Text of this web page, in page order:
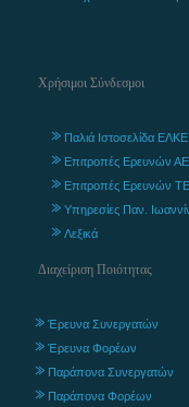
Χρήσιμοι Σύνδεσμοι
Παλιά Ιστοσελίδα
Επιτροπές Ερευνών
Επιτροπές Ερευνών
Υπηρεσίες Παν.
Λεξικά
Διαχείριση Ποιότητας
Έρευνα Συνεργατών
Έρευνα Φορέων
Παράπονα Συνεργατών
Παράπονα Φορέων